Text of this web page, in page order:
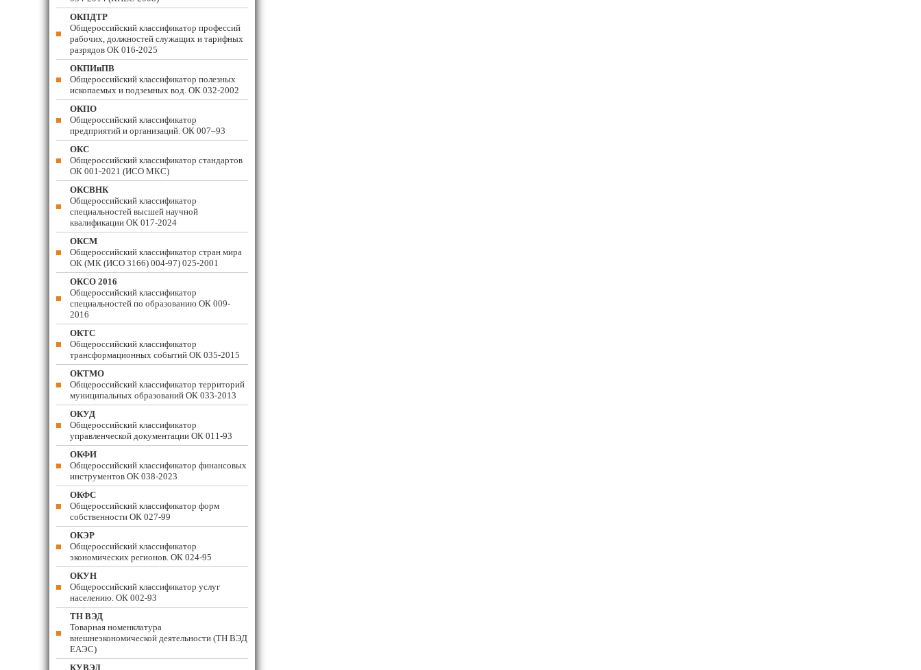
ОКПДТР
Общероссийский классификатор профессий
рабочих, должностей служащих и тарифных
разрядов ОК 016-2025
ОКПИиПВ
Общероссийский классификатор полезных
ископаемых и подземных вод. ОК 032-2002
ОКПО
Общероссийский классификатор
предприятий и организаций. ОК 007–93
ОКС
Общероссийский классификатор стандартов
ОК 001-2021 (ИСО МКС)
ОКСВНК
Общероссийский классификатор
специальностей высшей научной
квалификации ОК 017-2024
ОКСМ
Общероссийский классификатор стран мира
ОК (МК (ИСО 3166) 004-97) 025-2001
ОКСО 2016
Общероссийский классификатор
специальностей по образованию ОК 009-
2016
ОКТС
Общероссийский классификатор
трансформационных событий ОК 035-2015
ОКТМО
Общероссийский классификатор территорий
муниципальных образований ОК 033-2013
ОКУД
Общероссийский классификатор
управленческой документации ОК 011-93
ОКФИ
Общероссийский классификатор финансовых
инструментов OK 038-2023
ОКФС
Общероссийский классификатор форм
собственности ОК 027-99
ОКЭР
Общероссийский классификатор
экономических регионов. ОК 024-95
ОКУН
Общероссийский классификатор услуг
населению. ОК 002-93
ТН ВЭД
Товарная номенклатура
внешнеэкономической деятельности (ТН ВЭД
ЕАЭС)
КУВЭД